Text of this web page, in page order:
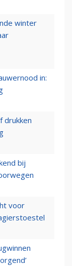
winter
in:
drukken
bij
voor